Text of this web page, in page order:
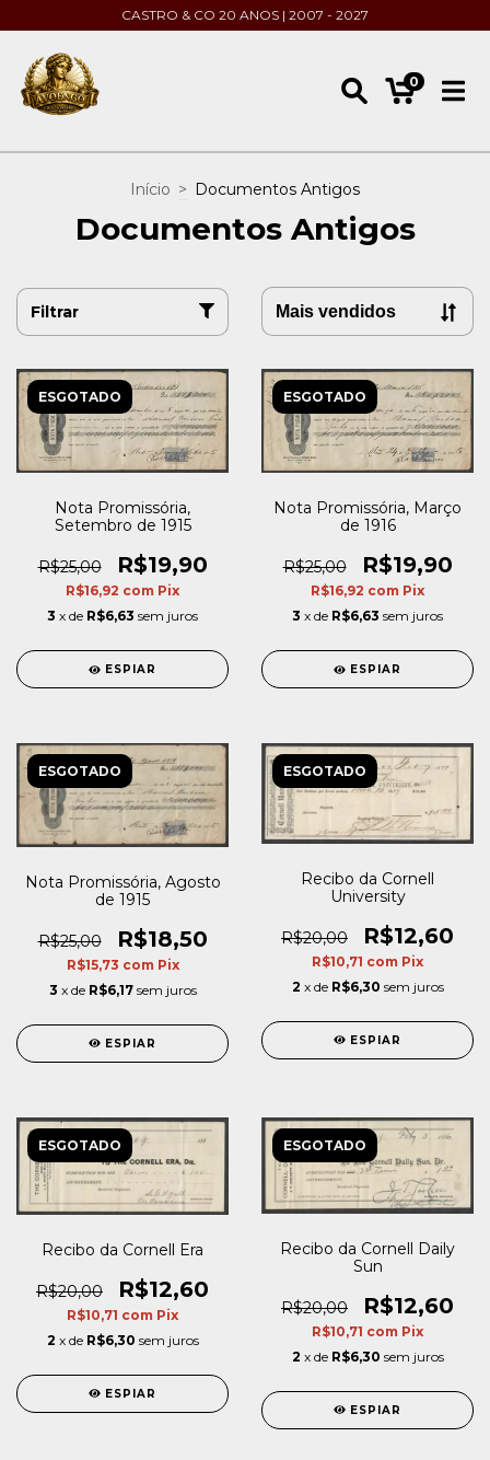
CASTRO & CO 20 ANOS | 2007 - 2027
0
Início > Documentos Antigos
Documentos Antigos
Filtrar
ESGOTADO
Nota Promissória,
Setembro de 1915
R$25,00 R$19,90
R$16,92 com Pix
3 x de R$6,63 sem juros
ESPIAR
ESGOTADO
Nota Promissória, Março
de 1916
R$25,00 R$19,90
R$16,92 com Pix
3 x de R$6,63 sem juros
ESPIAR
ESGOTADO
Nota Promissória, Agosto
de 1915
R$25,00 R$18,50
R$15,73 com Pix
3 x de R$6,17 sem juros
ESPIAR
ESGOTADO
Recibo da Cornell
University
R$20,00 R$12,60
R$10,71 com Pix
2 x de R$6,30 sem juros
ESPIAR
ESGOTADO
Recibo da Cornell Era
R$20,00 R$12,60
R$10,71 com Pix
2 x de R$6,30 sem juros
ESPIAR
ESGOTADO
Recibo da Cornell Daily
Sun
R$20,00 R$12,60
R$10,71 com Pix
2 x de R$6,30 sem juros
ESPIAR